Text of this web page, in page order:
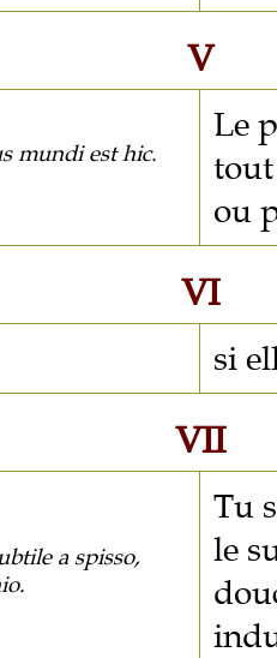
V
mundi est hic.
Le
tout
ou
VI
si
VII
a spisso,
Tu
le